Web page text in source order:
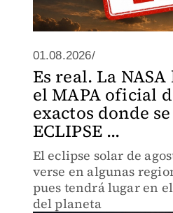
01.08.2026/
Es real. La
el MAPA oficial
exactos donde
ECLIPSE ...
El eclipse solar de
verse en algunas
pues tendrá lugar en
del planeta